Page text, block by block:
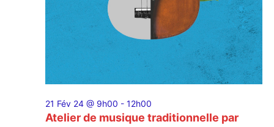
Atelier de musique traditionnelle par
21 Fév 24 @ 9h00 - 12h00